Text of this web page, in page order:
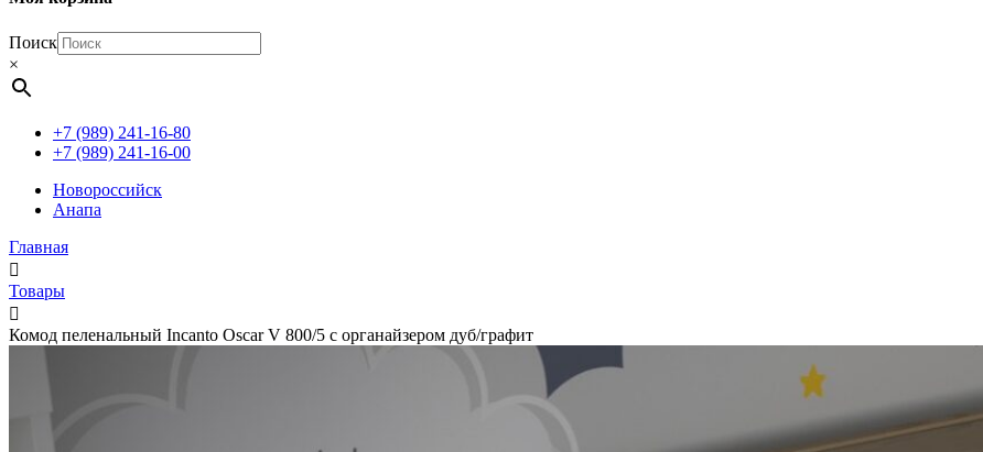
Поиск
×
+7 (989) 241-16-80
+7 (989) 241-16-00
Новороссийск
Анапа
Главная
Товары
Комод пеленальный Incanto Oscar V 800/5 с органайзером дуб/графит